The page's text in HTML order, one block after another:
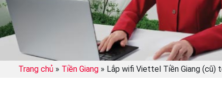
Trang chủ» Tiền Giang» Lắp wifi Viettel Tiền Giang (cũ)